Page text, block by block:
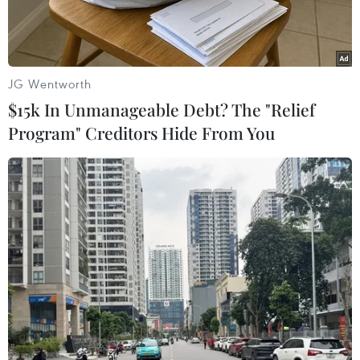
Đồn Biên phòng cửa khẩu Quốc tế Móng Cái (Việt Nam) phối
hợp với Trạm kiểm tra Biên phòng xuất nhập cảnh Đông Hưng
(Trung Quốc) mở "luồng xanh" cho xe cứu thương cấp cứu bệnh
nhân. (Ảnh: TTXVN phát)
JG Wentworth
$15k In Unmanageable Debt? The "Relief
Program" Creditors Hide From You